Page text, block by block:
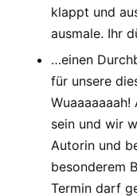
klappt und
ausmale. Ihr
…einen
für unsere
sein und wir
Autorin und
besonderem
Termin darf